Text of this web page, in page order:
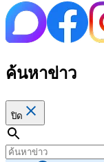
ค้นหาข่าว
ปิด